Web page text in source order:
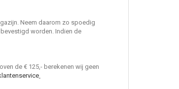
Neem daarom zo spoedig
worden. Indien de
de € 125,- berekenen wij geen
.